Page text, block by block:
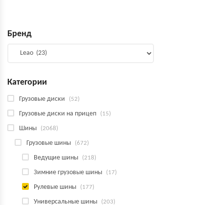
Бренд
Категории
Грузовые диски (52)
Грузовые диски на прицеп (15)
Шины (2068)
Грузовые шины (672)
Ведущие шины (218)
Зимние грузовые шины (17)
Рулевые шины (177)
Универсальные шины (203)